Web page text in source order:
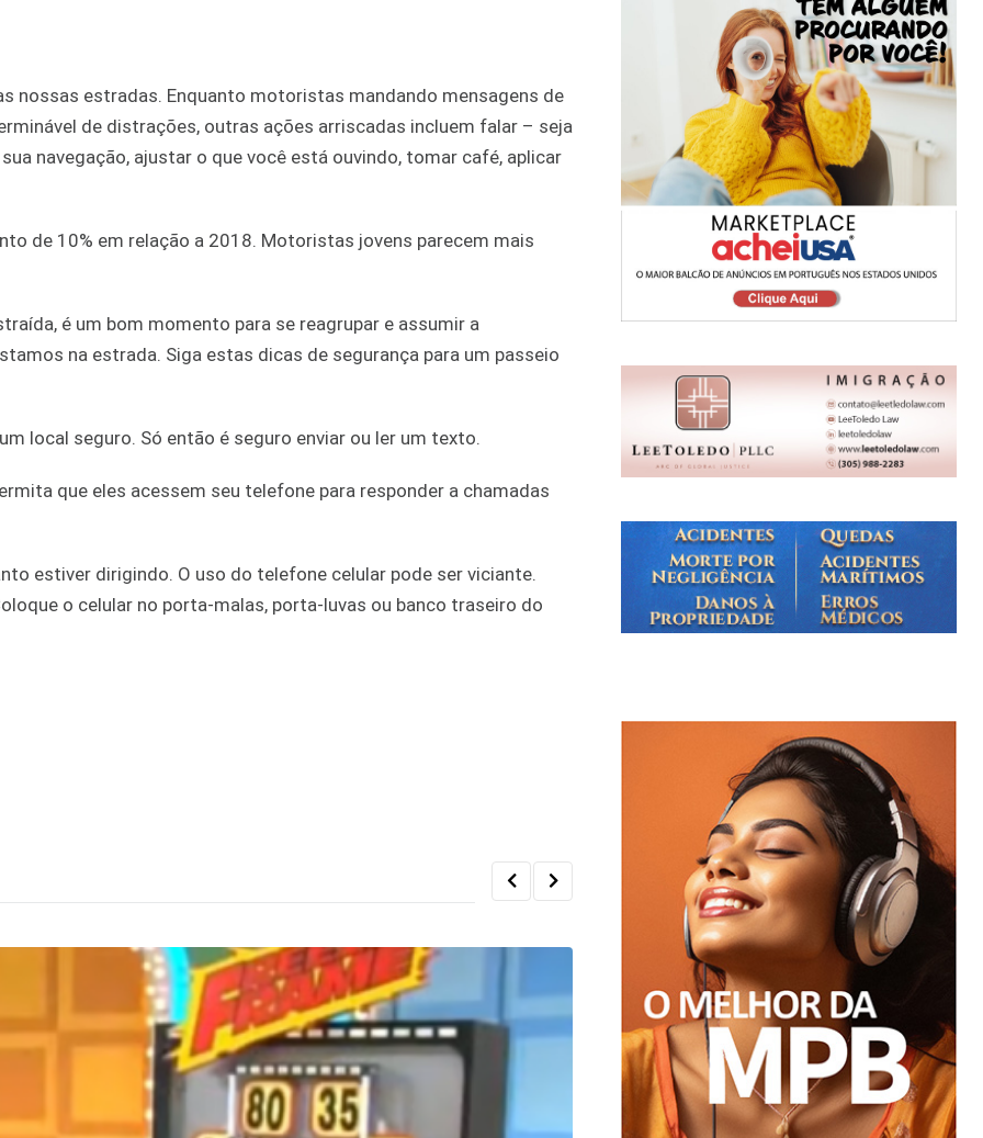
nossas estradas. Enquanto motoristas mandando mensagens de
de distrações, outras ações arriscadas incluem falar – seja
navegação, ajustar o que você está ouvindo, tomar café, aplicar
de 10% em relação a 2018. Motoristas jovens parecem mais
é um bom momento para se reagrupar e assumir a
na estrada. Siga estas dicas de segurança para um passeio
local seguro. Só então é seguro enviar ou ler um texto.
que eles acessem seu telefone para responder a chamadas
estiver dirigindo. O uso do telefone celular pode ser viciante.
o celular no porta-malas, porta-luvas ou banco traseiro do